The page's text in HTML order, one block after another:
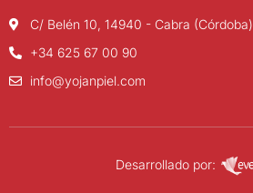
C/ Belén 10, 14940 - Cabra (Córdoba)
+34 625 67 00 90
info@yojanpiel.com
Desarrollado por: